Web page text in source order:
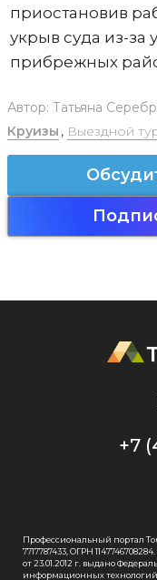
приостановив
укрыв суда из-за
прибрежных
Автор: Татьяна
Круизы , Выездной
+7
Профессиональный портал
7717787433, ОГРН
от 23.01.2012 г. выдано
информационных